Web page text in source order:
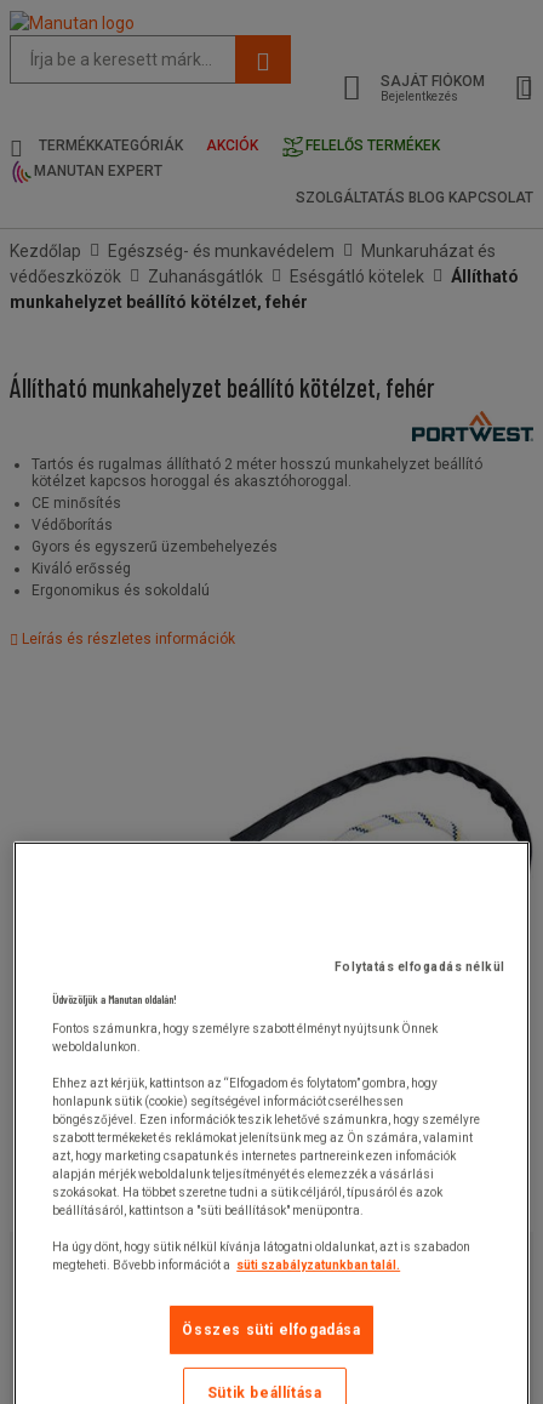
oldal
és
keresési
SAJÁT FIÓKOM
Bejelentkezés
TERMÉKKATEGÓRIÁK AKCIÓK
FELELŐS TERMÉKEK
MANUTAN EXPERT
SZOLGÁLTATÁS BLOG KAPCSOLAT
Kezdőlap Egészség- és munkavédelem
Munkaruházat és
védőeszközök
Zuhanásgátlók Esésgátló kötelek
Állítható
munkahelyzet beállító kötélzet, fehér
Állítható munkahelyzet beállító kötélzet, fehér
Tartós és rugalmas állítható 2 méter hosszú munkahelyzet beállító
kötélzet kapcsos horoggal és akasztóhoroggal.
CE minősítés
Védőborítás
Gyors és egyszerű üzembehelyezés
Kiváló erősség
Ergonomikus és sokoldalú
Leírás és részletes információk
17 130,00 Ft+ÁFA
125400470MR
Folytatás elfogadás nélkül
Üdvözöljük a Manutan oldalán!
Fontos számunkra, hogy személyre szabott élményt nyújtsunk Önnek
weboldalunkon.
Ehhez azt kérjük, kattintson az “Elfogadom és folytatom” gombra, hogy
honlapunk sütik (cookie) segítségével információt cserélhessen
böngészőjével. Ezen információk teszik lehetővé számunkra, hogy személyre
szabott termékeket és reklámokat jelenítsünk meg az Ön számára, valamint
azt, hogy marketing csapatunk és internetes partnereink ezen infomációk
alapján mérjék weboldalunk teljesítményét és elemezzék a vásárlási
szokásokat. Ha többet szeretne tudni a sütik céljáról, típusáról és azok
beállításáról, kattintson a "süti beállítások" menüpontra.
Ha úgy dönt, hogy sütik nélkül kívánja látogatni oldalunkat, azt is szabadon
megteheti. Bővebb információt a
süti szabályzatunkban talál.
Összes süti elfogadása
Sütik beállítása